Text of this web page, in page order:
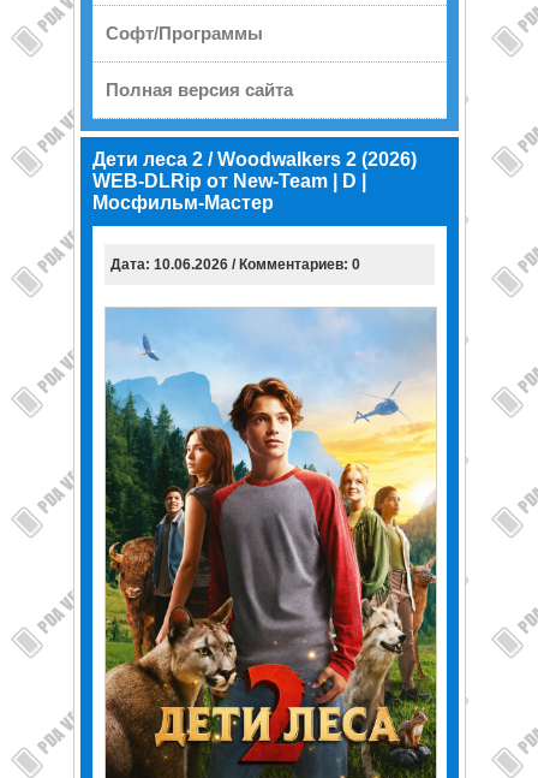
Софт/Программы
Полная версия сайта
Дети леса 2 / Woodwalkers 2 (2026)
WEB-DLRip от New-Team | D |
Мосфильм-Мастер
Дата: 10.06.2026 / Комментариев: 0